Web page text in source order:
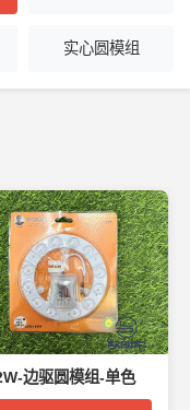
实心圆模组
边驱圆模组-单色